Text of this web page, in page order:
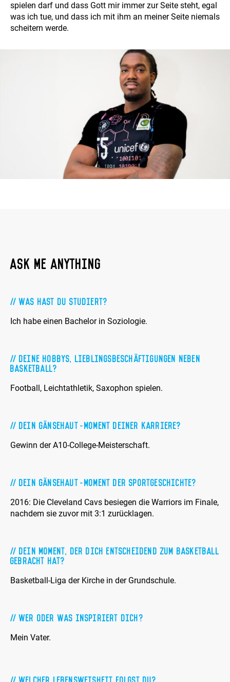
spielen darf und dass Gott mir immer zur Seite steht, egal
was ich tue, und dass ich mit ihm an meiner Seite niemals
scheitern werde.
ASK ME ANYTHING
Was hast Du studiert?
Ich habe einen Bachelor in Soziologie.
Deine Hobbys, Lieblingsbeschäftigungen neben
Basketball?
Football, Leichtathletik, Saxophon spielen.
Dein Gänsehaut-Moment Deiner Karriere?
Gewinn der A10-College-Meisterschaft.
Dein Gänsehaut-Moment der Sportgeschichte?
2016: Die Cleveland Cavs besiegen die Warriors im Finale,
nachdem sie zuvor mit 3:1 zurücklagen.
Dein Moment, der Dich entscheidend zum Basketball
gebracht hat?
Basketball-Liga der Kirche in der Grundschule.
Wer oder was inspiriert Dich?
Mein Vater.
Welcher Lebensweisheit folgst Du?